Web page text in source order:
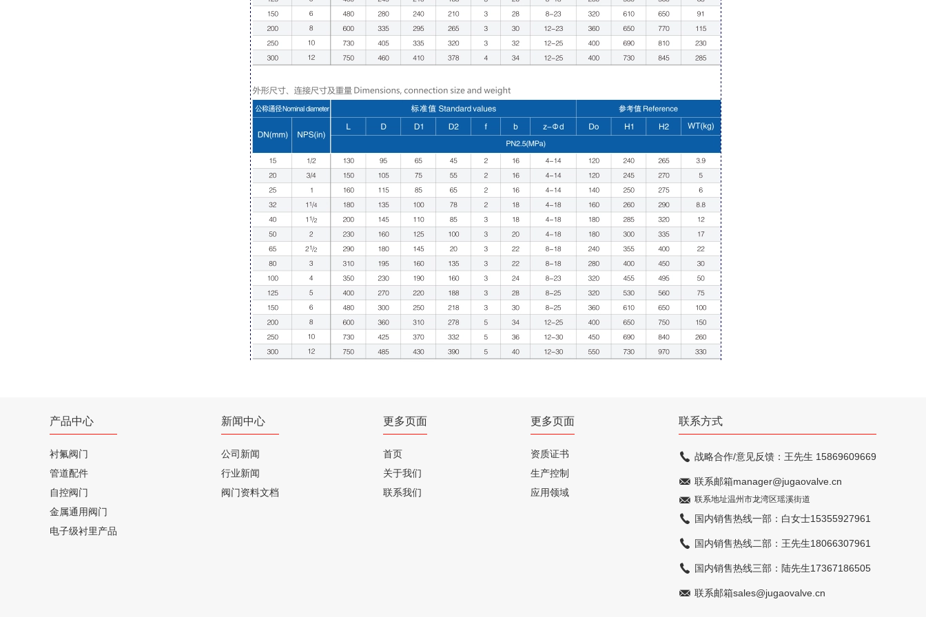
产品中心
衬氟阀门
管道配件
自控阀门
金属通用阀门
电子级衬里产品
新闻中心
公司新闻
行业新闻
阀门资料文档
更多页面
首页
关于我们
联系我们
更多页面
资质证书
生产控制
应用领域
联系方式
战略合作/意见反馈：王先生 15869609669
联系邮箱manager@jugaovalve.cn
联系地址温州市龙湾区瑶溪街道
国内销售热线一部：白女士15355927961
国内销售热线二部：王先生18066307961
国内销售热线三部：陆先生17367186505
联系邮箱sales@jugaovalve.cn